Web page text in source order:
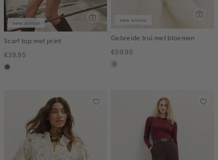
new arrival
Scarf top met print
€39.95
middenbruin
new arrival
Gebreide trui met bloemen
€59.95
lichtzand